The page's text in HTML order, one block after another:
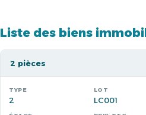
Liste des biens
2 pièces
2 LC001